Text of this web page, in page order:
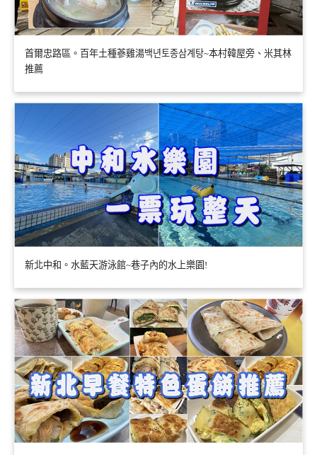
首爾忠路區。百年土種蔘雞湯백년토종삼계탕~本村韓屋旁、米其林
推薦
新北中和。水藍天游泳館~巷子內的水上樂園!